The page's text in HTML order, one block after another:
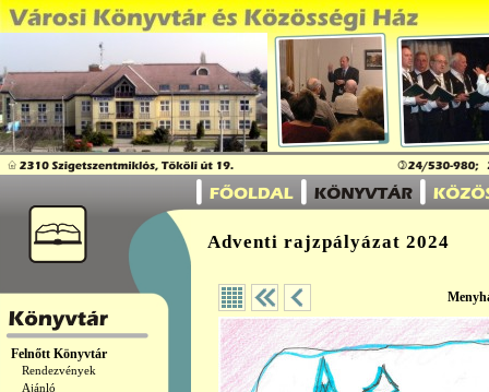
Felnőtt Könyvtár
Rendezvények
Ajánló
Adventi rajzpályázat 2024